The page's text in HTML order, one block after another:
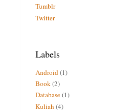
Tumblr
Twitter
Labels
Android(1)
Book(2)
Database(1)
Kuliah (4)